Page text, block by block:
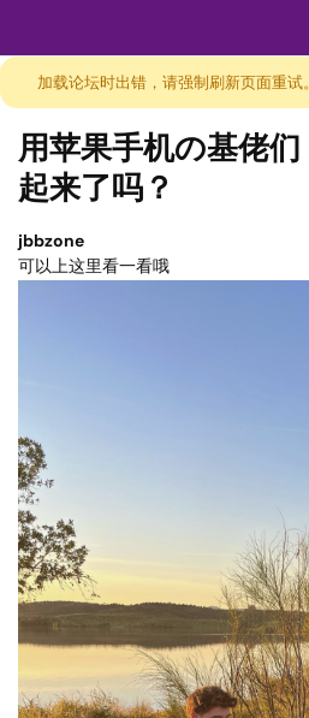
加载论坛时出错，请强制刷新页面重试。
用苹果手机の基佬
起来了吗？
jbbzone
可以上这里看一看哦